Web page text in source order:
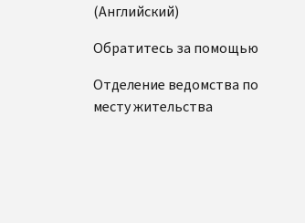
(Английский)
Обратитесь за помощью
Отделение ведомства по
месту жительства